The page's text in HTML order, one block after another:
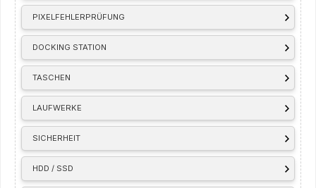
PIXELFEHLERPRÜFUNG
DOCKING STATION
TASCHEN
LAUFWERKE
SICHERHEIT
HDD / SSD